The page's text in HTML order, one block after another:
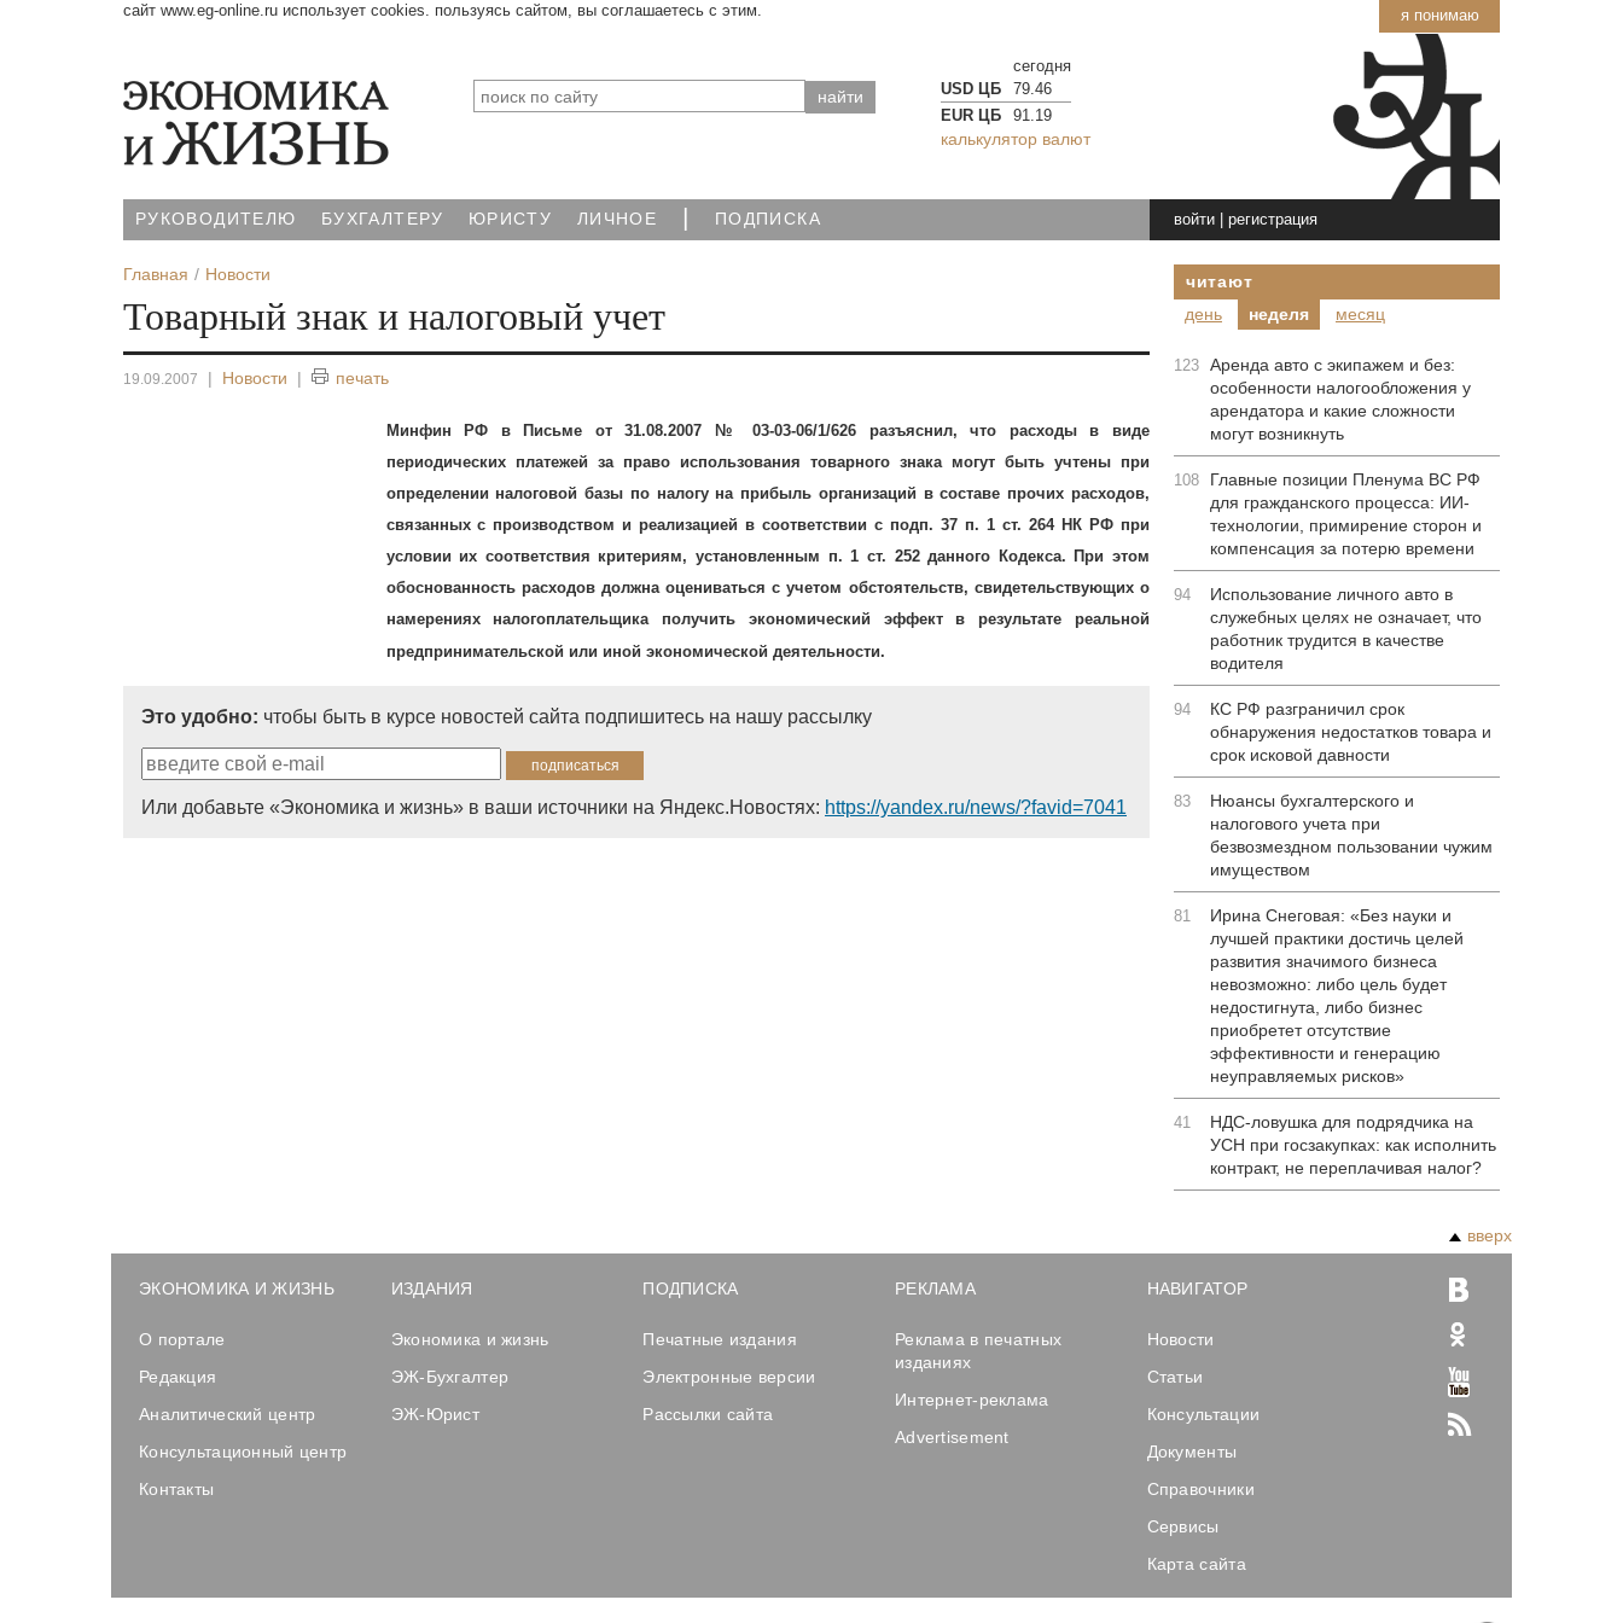
я понимаю
сайт www.eg-online.ru использует cookies. пользуясь сайтом, вы соглашаетесь с этим.
сегодня
USD ЦБ
79.46
EUR ЦБ
91.19
калькулятор валют
РУКОВОДИТЕЛЮ БУХГАЛТЕРУ ЮРИСТУ ЛИЧНОЕ | ПОДПИСКА войти| регистрация
Главная Новости
Товарный знак и налоговый учет
19.09.2007 | Новости | печать
Минфин РФ в Письме от 31.08.2007 № 03-03-06/1/626 разъяснил, что расходы в виде
периодических платежей за право использования товарного знака могут быть учтены при
определении налоговой базы по налогу на прибыль организаций в составе прочих расходов,
связанных с производством и реализацией в соответствии с подп. 37 п. 1 ст. 264 НК РФ при
условии их соответствия критериям, установленным п. 1 ст. 252 данного Кодекса. При этом
обоснованность расходов должна оцениваться с учетом обстоятельств, свидетельствующих о
намерениях налогоплательщика получить экономический эффект в результате реальной
предпринимательской или иной экономической деятельности.
Это удобно: чтобы быть в курсе новостей сайта подпишитесь на нашу рассылку
Или добавьте «Экономика и жизнь» в ваши источники на Яндекс.Новостях: https://yandex.ru/news/?favid=7041
читают
день
неделя месяц
123 Аренда авто с экипажем и без:
особенности налогообложения у
арендатора и какие сложности
могут возникнуть
108
Главные позиции Пленума ВС РФ
для гражданского процесса: ИИ-
технологии, примирение сторон и
компенсация за потерю времени
94
Использование личного авто в
служебных целях не означает, что
работник трудится в качестве
водителя
94
КС РФ разграничил срок
обнаружения недостатков товара и
срок исковой давности
83
Нюансы бухгалтерского и
налогового учета при
безвозмездном пользовании чужим
имуществом
81
Ирина Снеговая: «Без науки и
лучшей практики достичь целей
развития значимого бизнеса
невозможно: либо цель будет
недостигнута, либо бизнес
приобретет отсутствие
эффективности и генерацию
неуправляемых рисков»
41
НДС-ловушка для подрядчика на
УСН при госзакупках: как исполнить
контракт, не переплачивая налог?
вверх
ЭКОНОМИКА И ЖИЗНЬ
О портале
Редакция
Аналитический центр
Консультационный центр
Контакты
ИЗДАНИЯ
Экономика и жизнь
ЭЖ-Бухгалтер
ЭЖ-Юрист
ПОДПИСКА
Печатные издания
Электронные версии
Рассылки сайта
РЕКЛАМА
Реклама в печатных
изданиях
Интернет-реклама
Advertisement
НАВИГАТОР
Новости
Статьи
Консультации
Документы
Справочники
Сервисы
Карта сайта